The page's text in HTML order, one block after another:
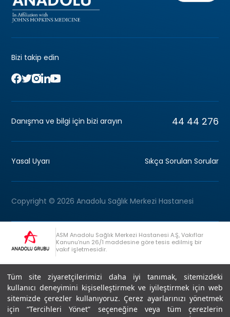
Tüm site ziyaretçilerimizi daha iyi tanımak, sitemizdeki
kullanıcı deneyimini kişiselleştirmek ve iyileştirmek için web
sitemizde çerezler kullanıyoruz. Çerez ayarlarınızı yönetmek
için “Tercihleri Yönet” seçeneğine veya tüm çerezlerin
Bizi takip edin
Danışma ve bilgi için bizi arayın 44 44 276
Yasal Uyarı Sıkça Sorulan Sorular
Copyright © 2026 Anadolu Sağlık Merkezi Hastanesi
ASM Anadolu Sağlık Merkezi Hastanesi A.Ş, Vakıflar
Kanunu’nun 26/1 maddesine göre tesis edilmiş bir
vakıf işletmesidir.
Anadolu Grubu Danışma Hattı +90 (262) 678 54 00